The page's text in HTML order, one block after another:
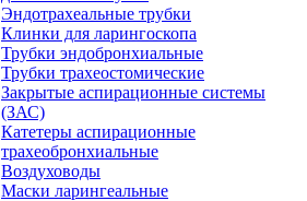
Эндотрахеальные трубки
Клинки для ларингоскопа
Трубки эндобронхиальные
Трубки трахеостомические
Закрытые аспирационные системы
(ЗАС)
Катетеры аспирационные
трахеобронхиальные
Воздуховоды
Маски ларингеальные